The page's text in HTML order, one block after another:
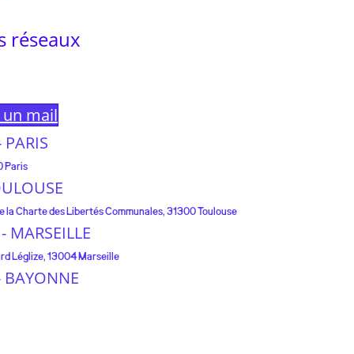
réseaux
mail
Paris
la Charte des Libertés Communales, 31300 Toulouse
Léglize, 13004 Marseille